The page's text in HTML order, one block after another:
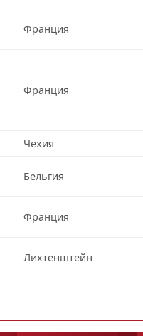
Франция
Франция
Чехия
Бельгия
Франция
Лихтенштейн